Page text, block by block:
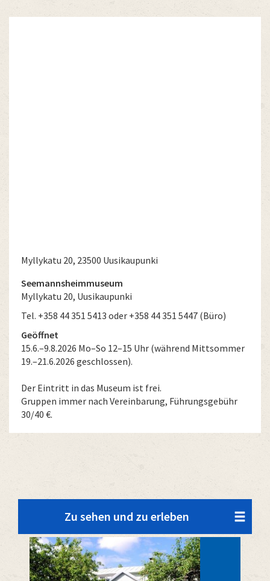
Myllykatu 20, 23500 Uusikaupunki
Seemannsheimmuseum
Myllykatu 20, Uusikaupunki
Tel. +358 44 351 5413 oder +358 44 351 5447 (Büro)
Geöffnet
15.6.–9.8.2026 Mo–So 12–15 Uhr (während Mittsommer
19.–21.6.2026 geschlossen).
Der Eintritt in das Museum ist frei.
Gruppen immer nach Vereinbarung, Führungsgebühr
30/40 €.
Zu sehen und zu erleben